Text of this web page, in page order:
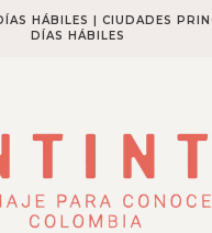
HÁBILES | CIUDADES
DÍAS HÁBILES​